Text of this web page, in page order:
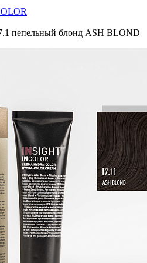
пепельный блонд ASH BLOND